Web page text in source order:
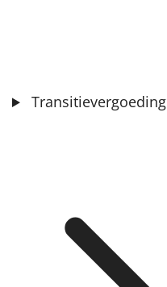
Transitievergoeding